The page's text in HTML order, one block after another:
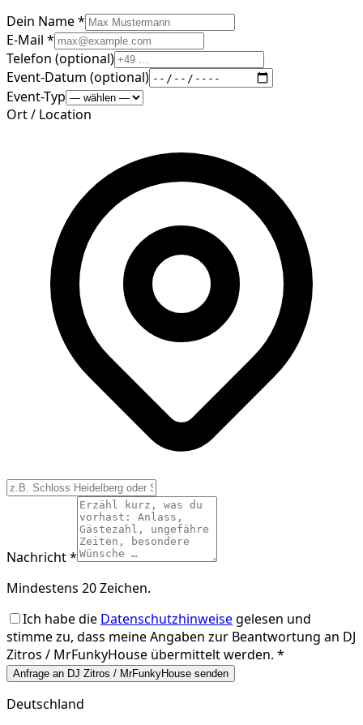
Dein Name *
E-Mail *
Telefon (optional)
Event-Datum (optional)
Event-Typ
Ort / Location
Nachricht *
Mindestens 20 Zeichen.
Ich habe die Datenschutzhinweisegelesen und
stimme zu, dass meine Angaben zur Beantwortung an DJ
Zitros / MrFunkyHouse übermittelt werden. *
Anfrage an DJ Zitros / MrFunkyHouse senden
Deutschland